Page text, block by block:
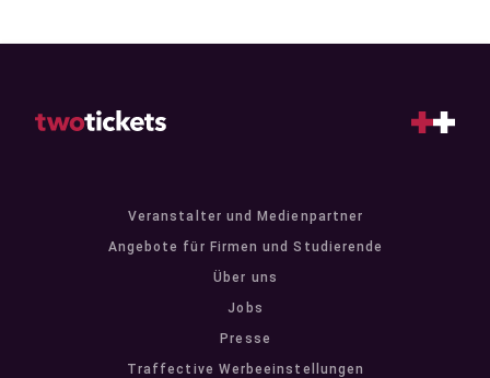
Veranstalter und Medienpartner
Angebote für Firmen und Studierende
Über uns
Jobs
Presse
Traffective Werbeeinstellungen